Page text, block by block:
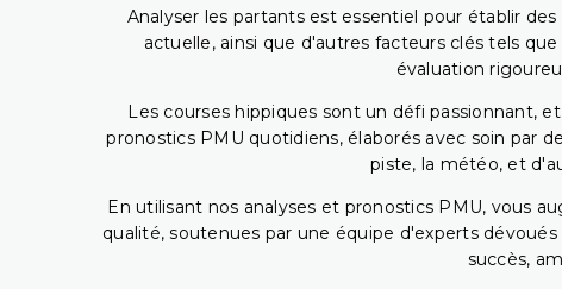
Analyser les partants est essentiel pour établir
actuelle, ainsi que d'autres facteurs clés tels
évaluation
Les courses hippiques sont un défi passionnant,
pronostics PMU quotidiens, élaborés avec soin par
piste, la météo, et
En utilisant nos analyses et pronostics PMU, vous
qualité, soutenues par une équipe d'experts
succès,